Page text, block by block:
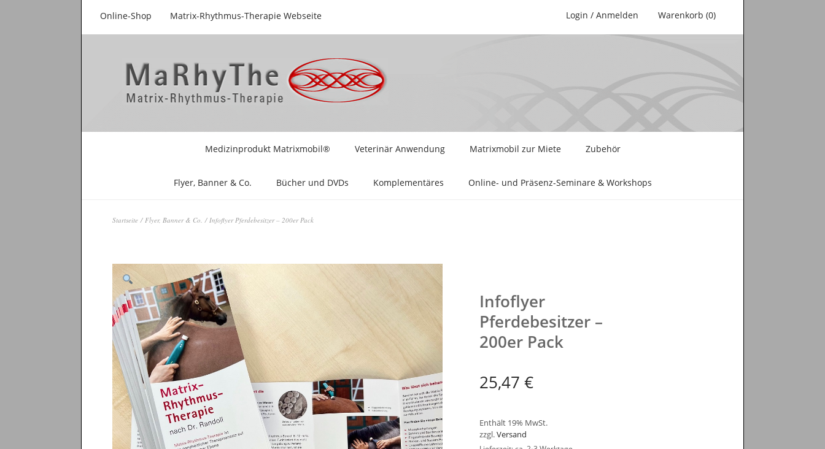
Online-Shop Matrix-Rhythmus-Therapie Webseite Login / Anmelden Warenkorb (0)
Medizinprodukt Matrixmobil® Veterinär Anwendung Matrixmobil zur Miete Zubehör
Flyer, Banner & Co. Bücher und DVDs Komplementäres Online- und Präsenz-Seminare & Workshops
Startseite / Flyer, Banner & Co. / Infoflyer Pferdebesitzer – 200er Pack
Infoflyer
Pferdebesitzer –
200er Pack
25,47 €
Enthält 19% MwSt.
zzgl.Versand